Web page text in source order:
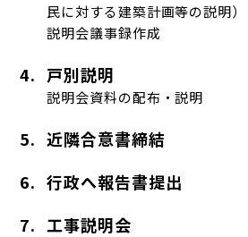
民に対する建築計画等の説明）
説明会議事録作成
4. 戸別説明
説明会資料の配布・説明
5. 近隣合意書締結
6. 行政へ報告書提出
7. 工事説明会